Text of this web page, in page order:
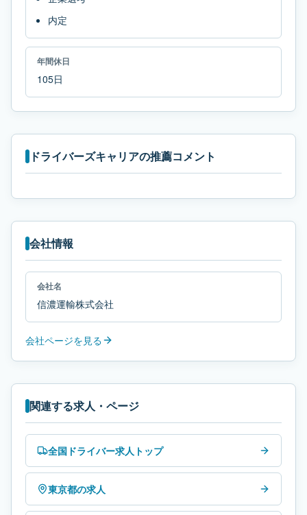
内定
年間休日
105日
ドライバーズキャリアの推薦コメント
会社情報
会社名
信濃運輸株式会社
会社ページを見る
関連する求人・ページ
全国ドライバー求人トップ
東京都の求人